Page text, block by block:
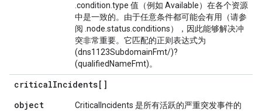
.condition.type 值（例如 Available）在各个资源
中是一致的。由于任意条件都可能会有用（请参
阅 .node.status.conditions），因此能够解决冲
突非常重要。它匹配的正则表达式为
(dns1123SubdomainFmt/)?
(qualifiedNameFmt)。
criticalIncidents[]
object
CriticalIncidents 是所有活跃的严重突发事件的